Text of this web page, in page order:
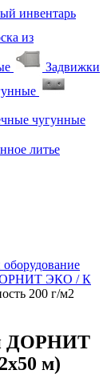
инвентарь
из
Задвижки
чугунные
литье
ЭКО / К
200 г/м2
ДОРНИТ
м)